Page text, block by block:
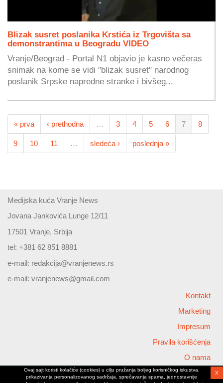
Blizak susret poslanika Krstića iz Trgovišta sa
demonstrantima u Beogradu VIDEO
Vranje/Beograd - Portal N1 objavio je kasno večeras
snimak na kome se vidi "blizak susret" narodnog
poslanik Srpske napredne stranke i bivšeg...
« prva ‹ prethodna … 3 4 5 6 7 8
9 10 11 … sledeća › poslednja »
Medijska kuća Vranje News
Jovana Jankovića Lunge 12/11
17501 Vranje, Srbija
tel: +381 62 851 8881
e-mail: redakcija@vranjenews.rs
e-mail: vranjenews@gmail.com
Kontakt
Marketing
Impresum
Pravila korišćenja
O nama
Copyright © 2026 Vranjenews
Ovaj sajt koristi kolačiće (cookies) u cilju pružanja boljeg korisničkog iskustva,
prikazivanja personalizovanog sadržaja, sprečavanja spama, jednostavnije
X